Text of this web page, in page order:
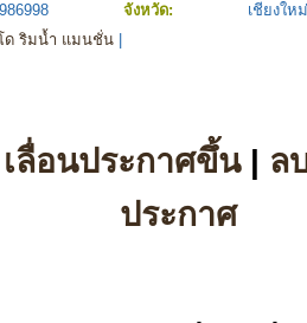
จังหวัด:
เชียงใหม่
ด ริมน้ำ แมนชั่น
เลื่อนประกาศขึ้น| ล
ประกาศ